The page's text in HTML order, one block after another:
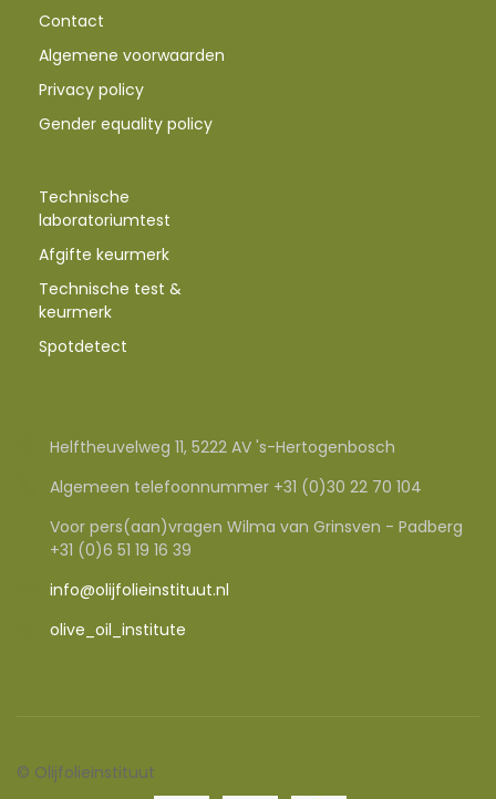
Contact
Algemene voorwaarden
Privacy policy
Gender equality policy
Technische
laboratoriumtest
Afgifte keurmerk
Technische test &
keurmerk
Spotdetect
Helftheuvelweg 11, 5222 AV 's-Hertogenbosch
Algemeen telefoonnummer +31 (0)30 22 70 104
Voor pers(aan)vragen Wilma van Grinsven - Padberg
+31 (0)6 51 19 16 39
info@olijfolieinstituut.nl
olive_oil_institute
© Olijfolieinstituut